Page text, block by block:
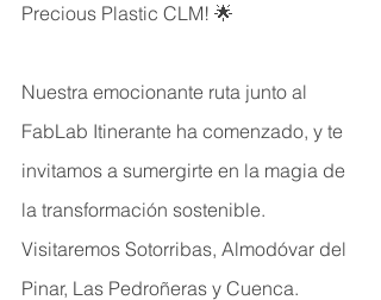
Precious Plastic CLM! 🌟
Nuestra emocionante ruta junto al
FabLab Itinerante ha comenzado, y te
invitamos a sumergirte en la magia de
la transformación sostenible.
Visitaremos Sotorribas, Almodóvar del
Pinar, Las Pedroñeras y Cuenca.